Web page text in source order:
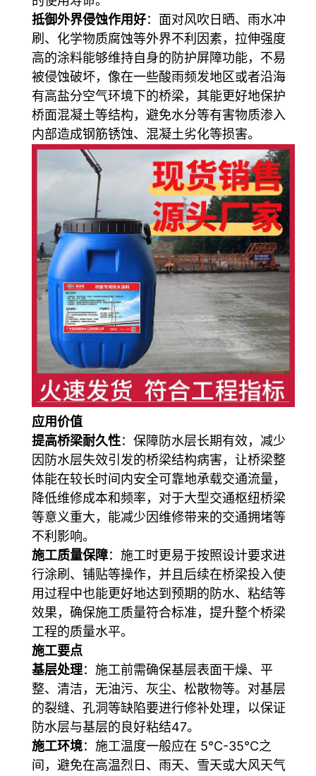
抵御外界侵蚀作用好：面对风吹日晒、雨水冲
刷、化学物质腐蚀等外界不利因素，拉伸强度
高的涂料能够维持自身的防护屏障功能，不易
被侵蚀破坏，像在一些酸雨频发地区或者沿海
有高盐分空气环境下的桥梁，其能更好地保护
桥面混凝土等结构，避免水分等有害物质渗入
内部造成钢筋锈蚀、混凝土劣化等损害。
应用价值
提高桥梁耐久性：保障防水层长期有效，减少
因防水层失效引发的桥梁结构病害，让桥梁整
体能在较长时间内安全可靠地承载交通流量，
降低维修成本和频率，对于大型交通枢纽桥梁
等意义重大，能减少因维修带来的交通拥堵等
不利影响。
施工质量保障：施工时更易于按照设计要求进
行涂刷、铺贴等操作，并且后续在桥梁投入使
用过程中也能更好地达到预期的防水、粘结等
效果，确保施工质量符合标准，提升整个桥梁
工程的质量水平。
施工要点
基层处理：施工前需确保基层表面干燥、平
整、清洁，无油污、灰尘、松散物等。对基层
的裂缝、孔洞等缺陷要进行修补处理，以保证
防水层与基层的良好粘结47。
施工环境：施工温度一般应在 5℃-35℃之
间，避免在高温烈日、雨天、雪天或大风天气